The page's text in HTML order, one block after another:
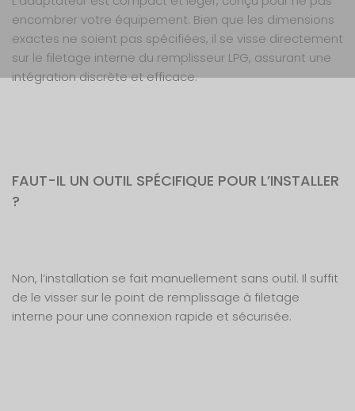
encombrer votre équipement. Bien que les dimensions
exactes ne soient pas spécifiées, il se visse directement
sur le filetage interne du remplisseur LPG, assurant une
intégration discrète et efficace.
FAUT-IL UN OUTIL SPÉCIFIQUE POUR L’INSTALLER
?
Non, l’installation se fait manuellement sans outil. Il suffit
de le visser sur le point de remplissage à filetage
interne pour une connexion rapide et sécurisée.